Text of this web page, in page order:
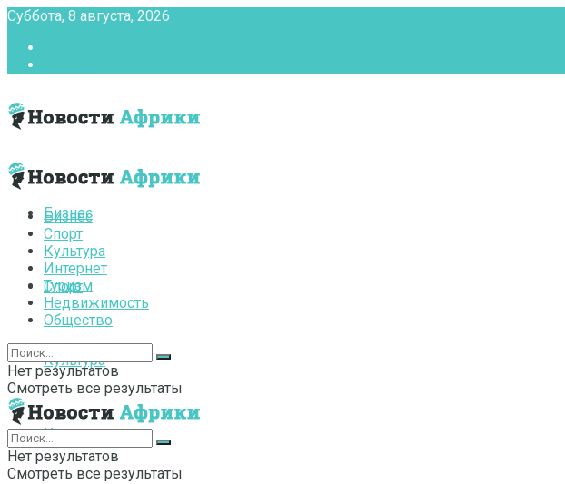
Суббота, 8 августа, 2026
Бизнес
Спорт
Культура
Интернет
Бизнес
Спорт
Культура
Интернет
Туризм
Недвижимость
Общество
Нет результатов
Смотреть все результаты
Нет результатов
Смотреть все результаты